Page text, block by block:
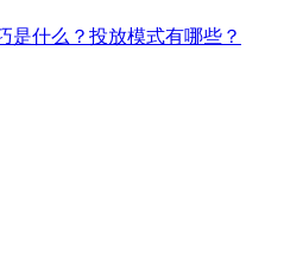
是什么？投放模式有哪些？